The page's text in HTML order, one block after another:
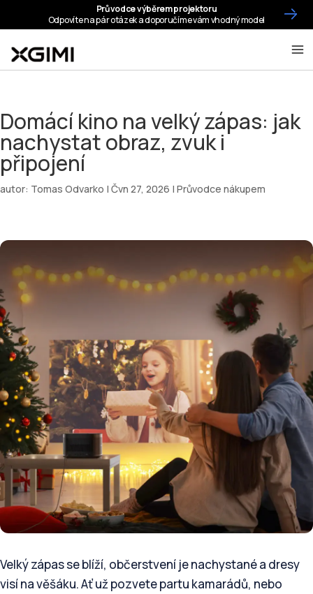
Domácí kino na velký zápas: jak
nachystat obraz, zvuk i
připojení
autor: Tomas Odvarko | Čvn 27, 2026 | Průvodce nákupem
Velký zápas se blíží, občerstvení je nachystané a dresy
visí na věšáku. Ať už pozvete partu kamarádů, nebo